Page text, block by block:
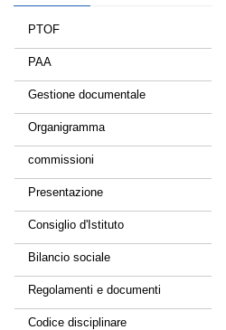
PTOF
PAA
Gestione documentale
Organigramma
commissioni
Presentazione
Consiglio d'Istituto
Bilancio sociale
Regolamenti e documenti
Codice disciplinare